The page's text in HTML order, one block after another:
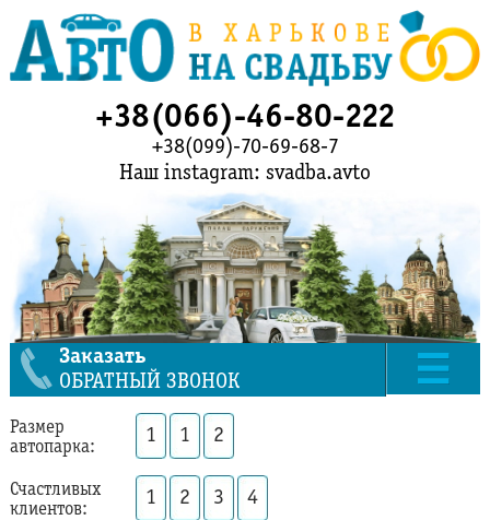
+38(066)-46-80-222
+38(099)-70-69-68-7
Наш instagram: svadba.avto
Заказать
ОБРАТНЫЙ ЗВОНОК
Размер
автопарка:
1 1 2
Счастливых
клиентов:
1 2 3 4